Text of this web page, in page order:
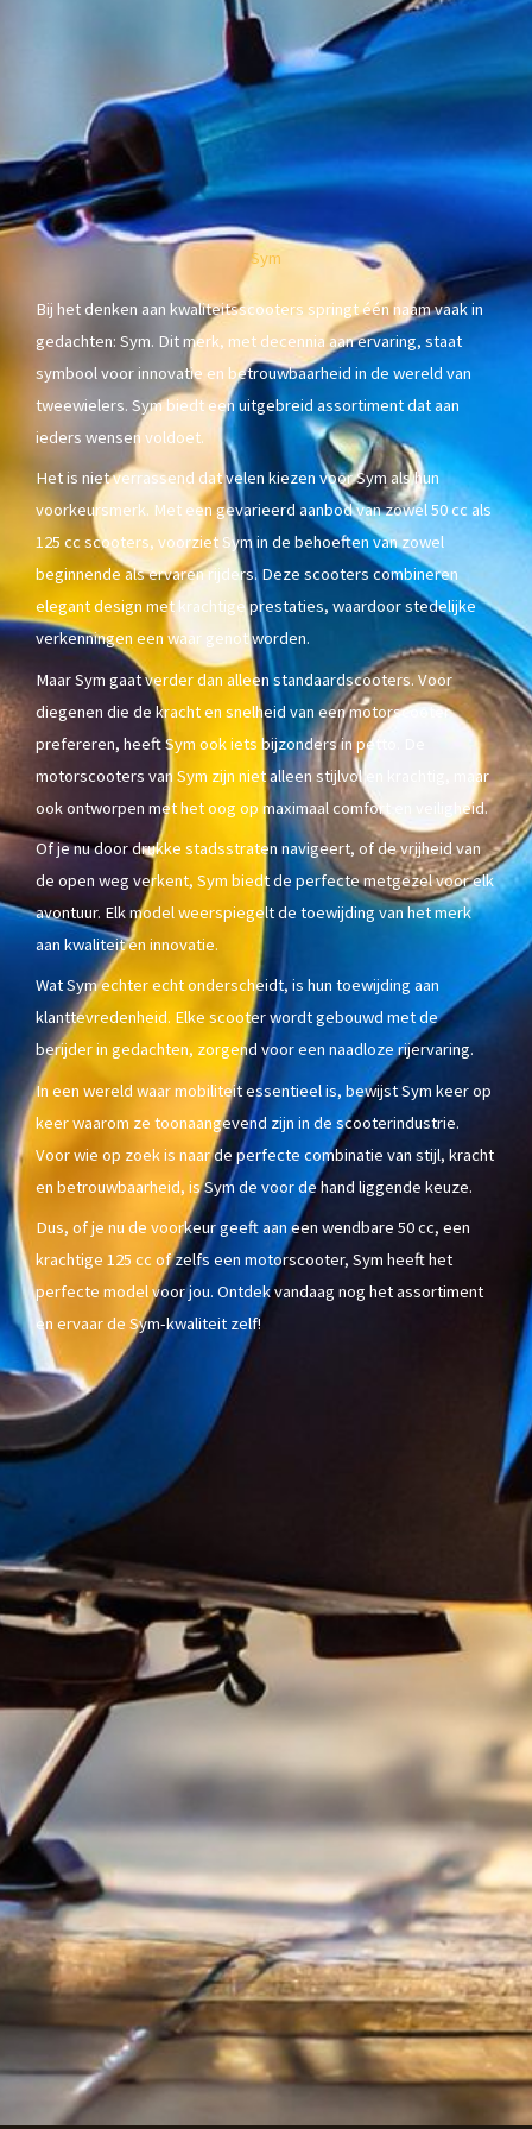
Sym
Bij het denken aan kwaliteitsscooters springt één naam vaak in
gedachten: Sym. Dit merk, met decennia aan ervaring, staat
symbool voor innovatie en betrouwbaarheid in de wereld van
tweewielers. Sym biedt een uitgebreid assortiment dat aan
ieders wensen voldoet.
Het is niet verrassend dat velen kiezen voor Sym als hun
voorkeursmerk. Met een gevarieerd aanbod van zowel 50 cc als
125 cc scooters, voorziet Sym in de behoeften van zowel
beginnende als ervaren rijders. Deze scooters combineren
elegant design met krachtige prestaties, waardoor stedelijke
verkenningen een waar genot worden.
Maar Sym gaat verder dan alleen standaardscooters. Voor
diegenen die de kracht en snelheid van een motorscooter
prefereren, heeft Sym ook iets bijzonders in petto. De
motorscooters van Sym zijn niet alleen stijlvol en krachtig, maar
ook ontworpen met het oog op maximaal comfort en veiligheid.
Of je nu door drukke stadsstraten navigeert, of de vrijheid van
de open weg verkent, Sym biedt de perfecte metgezel voor elk
avontuur. Elk model weerspiegelt de toewijding van het merk
aan kwaliteit en innovatie.
Wat Sym echter echt onderscheidt, is hun toewijding aan
klanttevredenheid. Elke scooter wordt gebouwd met de
berijder in gedachten, zorgend voor een naadloze rijervaring.
In een wereld waar mobiliteit essentieel is, bewijst Sym keer op
keer waarom ze toonaangevend zijn in de scooterindustrie.
Voor wie op zoek is naar de perfecte combinatie van stijl, kracht
en betrouwbaarheid, is Sym de voor de hand liggende keuze.
Dus, of je nu de voorkeur geeft aan een wendbare 50 cc, een
krachtige 125 cc of zelfs een motorscooter, Sym heeft het
perfecte model voor jou. Ontdek vandaag nog het assortiment
en ervaar de Sym-kwaliteit zelf!